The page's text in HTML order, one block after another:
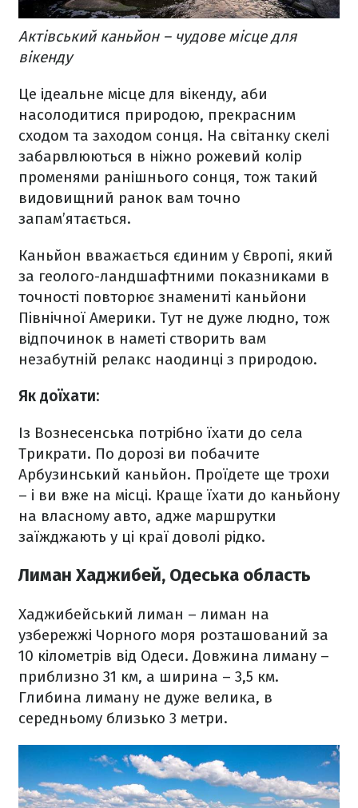
Актівський каньйон – чудове місце для
вікенду
Це ідеальне місце для вікенду, аби
насолодитися природою, прекрасним
сходом та заходом сонця. На світанку скелі
забарвлюються в ніжно рожевий колір
променями ранішнього сонця, тож такий
видовищний ранок вам точно
запам’ятається.
Каньйон вважається єдиним у Європі, який
за геолого-ландшафтними показниками в
точності повторює знамениті каньйони
Північної Америки. Тут не дуже людно, тож
відпочинок в наметі створить вам
незабутній релакс наодинці з природою.
Як доїхати:
Із Вознесенська потрібно їхати до села
Трикрати. По дорозі ви побачите
Арбузинський каньйон. Проїдете ще трохи
– і ви вже на місці. Краще їхати до каньйону
на власному авто, адже маршрутки
заїжджають у ці краї доволі рідко.
Лиман Хаджибей, Одеська область
Хаджибейський лиман – лиман на
узбережжі Чорного моря розташований за
10 кілометрів від Одеси. Довжина лиману –
приблизно 31 км, а ширина – 3,5 км.
Глибина лиману не дуже велика, в
середньому близько 3 метри.